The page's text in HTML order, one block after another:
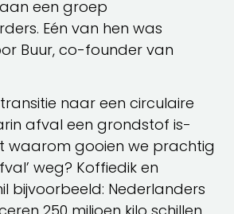
een groep
Eén van hen was
Buur, co-founder van
naar een circulaire
afval een grondstof is-
waarom gooien we prachtig
weg? Koffiedik en
bijvoorbeeld: Nederlanders